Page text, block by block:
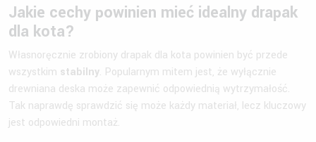
Jakie cechy powinien mieć idealny drapak
dla kota?
Własnoręcznie zrobiony drapak dla kota powinien być przede
wszystkim stabilny. Popularnym mitem jest, że wyłącznie
drewniana deska może zapewnić odpowiednią wytrzymałość.
Tak naprawdę sprawdzić się może każdy materiał, lecz kluczowy
jest odpowiedni montaż.